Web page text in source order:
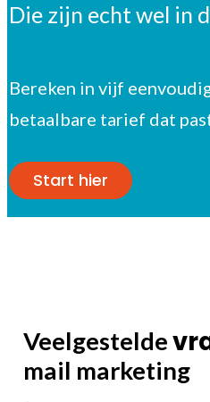
Die zijn echt wel in
Bereken in vijf
betaalbare tarief dat
Start hier
Veelgestelde
mail marketing